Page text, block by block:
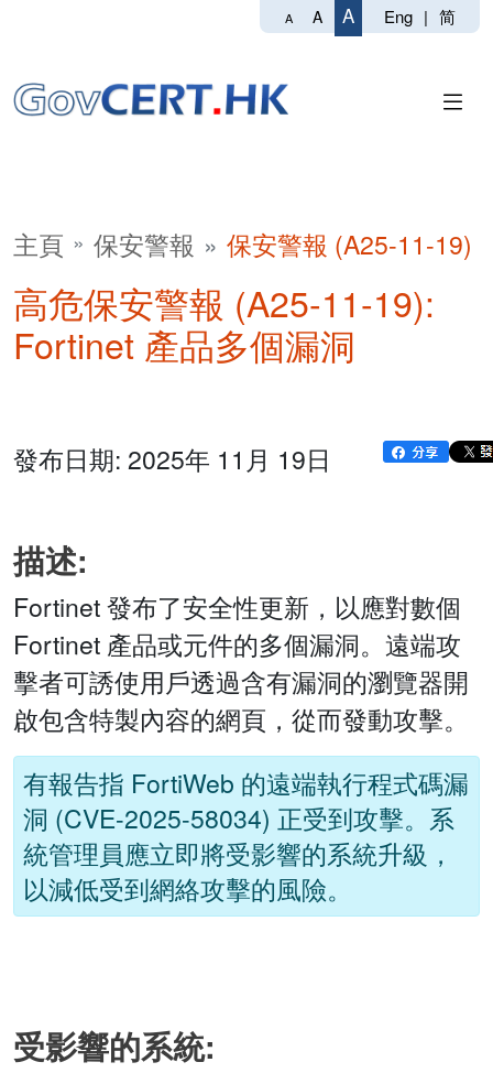
A A A Eng | 简
主頁 保安警報 保安警報 (A25-11-19)
高危保安警報 (A25-11-19):
Fortinet 產品多個漏洞
發布日期: 2025年 11月 19日
描述:
Fortinet 發布了安全性更新，以應對數個
Fortinet 產品或元件的多個漏洞。遠端攻
擊者可誘使用戶透過含有漏洞的瀏覽器開
啟包含特製內容的網頁，從而發動攻擊。
有報告指 FortiWeb 的遠端執行程式碼漏
洞 (CVE-2025-58034) 正受到攻擊。系
統管理員應立即將受影響的系統升級，
以減低受到網絡攻擊的風險。
受影響的系統: